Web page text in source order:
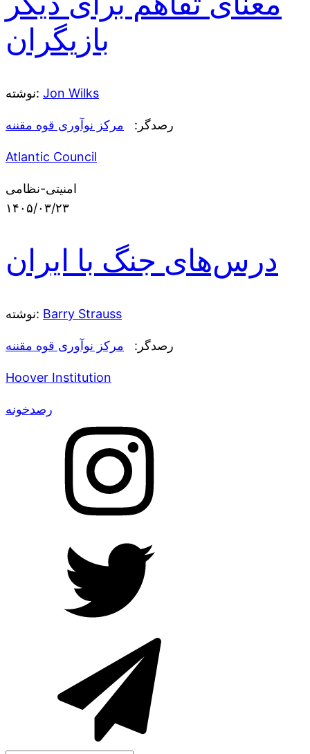
بازیگران
نوشته: Jon Wilks
رصدگر: مرکز نوآوری قوه مقننه
Atlantic Council
امنیتی-نظامی
۱۴۰۵/۰۳/۲۳
درس‌های جنگ با ایران
نوشته: Barry Strauss
رصدگر: مرکز نوآوری قوه مقننه
Hoover Institution
رصدخونه